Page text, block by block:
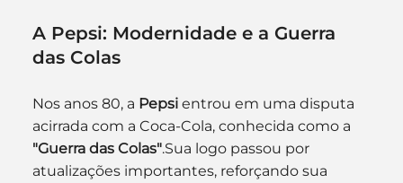
A Pepsi: Modernidade e a Guerra
das Colas
Nos anos 80, a Pepsi entrou em uma disputa
acirrada com a Coca-Cola, conhecida como a
"Guerra das Colas".Sua logo passou por
atualizações importantes, reforçando sua